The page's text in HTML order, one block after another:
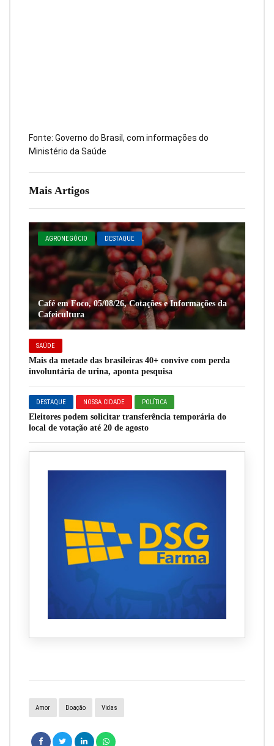
Mais Artigos
AGRONEGÓCIO DESTAQUE
Café em Foco, 05/08/26, Cotações e Informações da
Cafeicultura
SAÚDE
Mais da metade das brasileiras 40+ convive com perda
involuntária de urina, aponta pesquisa
DESTAQUE NOSSA CIDADE POLÍTICA
Eleitores podem solicitar transferência temporária do
local de votação até 20 de agosto
Fonte: Governo do Brasil, com informações do
Ministério da Saúde
Amor Doação Vidas